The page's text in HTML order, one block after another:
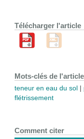
Télécharger l'article
Mots-clés de l'article
teneur en eau du sol
flétrissement
Comment citer